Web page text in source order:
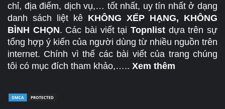
chỉ, địa điểm, dịch vụ,… tốt nhất, uy tín nhất ở dạng
danh sách liệt kê KHÔNG XẾP HẠNG, KHÔNG
BÌNH CHỌN. Các bài viết tạiTopnlist dựa trên sự
tổng hợp ý kiến của người dùng từ nhiều nguồn trên
internet. Chính vì thế các bài viết của trang chúng
tôi có mục đích tham khảo,….. Xem thêm